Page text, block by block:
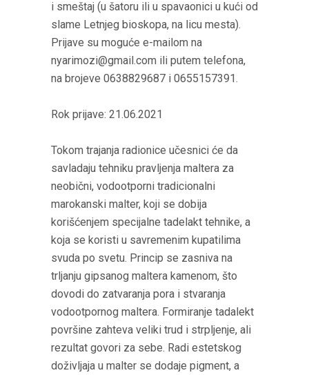
i smeštaj (u šatoru ili u spavaonici u kući od
slame Letnjeg bioskopa, na licu mesta).
Prijave su moguće e-mailom na
nyarimozi@gmail.com ili putem telefona,
na brojeve 0638829687 i 0655157391.
Rok prijave: 21.06.2021
Tokom trajanja radionice učesnici će da
savladaju tehniku pravljenja maltera za
neobični, vodootporni tradicionalni
marokanski malter, koji se dobija
korišćenjem specijalne tadelakt tehnike, a
koja se koristi u savremenim kupatilima
svuda po svetu. Princip se zasniva na
trljanju gipsanog maltera kamenom, što
dovodi do zatvaranja pora i stvaranja
vodootpornog maltera. Formiranje tadalekt
površine zahteva veliki trud i strpljenje, ali
rezultat govori za sebe. Radi estetskog
doživljaja u malter se dodaje pigment, a